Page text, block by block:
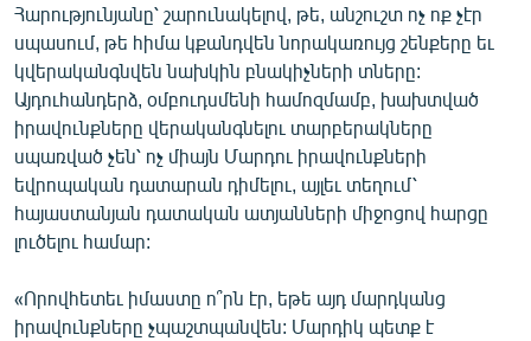
Հարությունյանը՝ շարունակելով, թե, անշուշտ ոչ ոք չէր
սպասում, թե հիմա կքանդվեն նորակառույց շենքերը եւ
կվերականգնվեն նախկին բնակիչների տները:
Այդուհանդերձ, օմբուդսմենի համոզմամբ, խախտված
իրավունքները վերականգնելու տարբերակները
սպառված չեն՝ ոչ միայն Մարդու իրավունքների
եվրոպական դատարան դիմելու, այլեւ տեղում՝
հայաստանյան դատական ատյանների միջոցով հարցը
լուծելու համար:
«Որովհետեւ իմաստը ո՞րն էր, եթե այդ մարդկանց
իրավունքները չպաշտպանվեն: Մարդիկ պետք է